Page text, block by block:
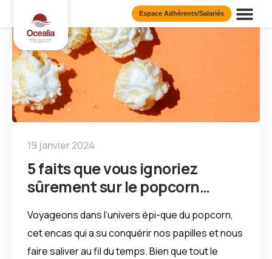
Espace Adhérents/Salariés
19 janvier 2024
5 faits que vous ignoriez
sûrement sur le popcorn…
Voyageons dans l’univers épi-que du popcorn,
cet encas qui a su conquérir nos papilles et nous
faire saliver au fil du temps. Bien que tout le